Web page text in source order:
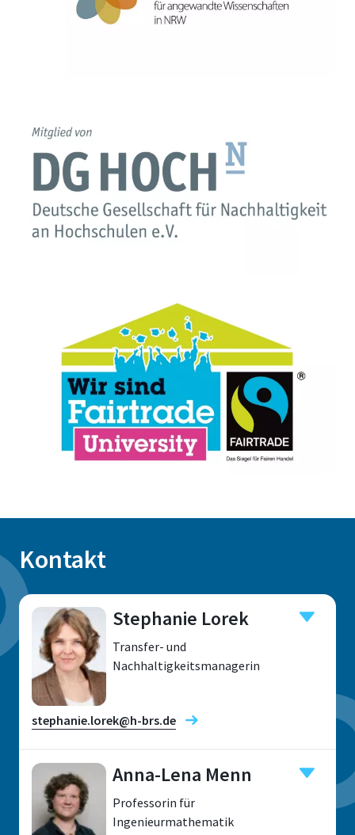
Kontakt
Stephanie Lorek
Transfer- und
Nachhaltigkeitsmanagerin
stephanie.lorek@h-brs.de
Standort
Anna-Lena Menn
Professorin für
Ingenieurmathematik